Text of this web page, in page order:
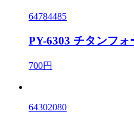
64784485
PY-6303 チタンフォ
700円
64302080